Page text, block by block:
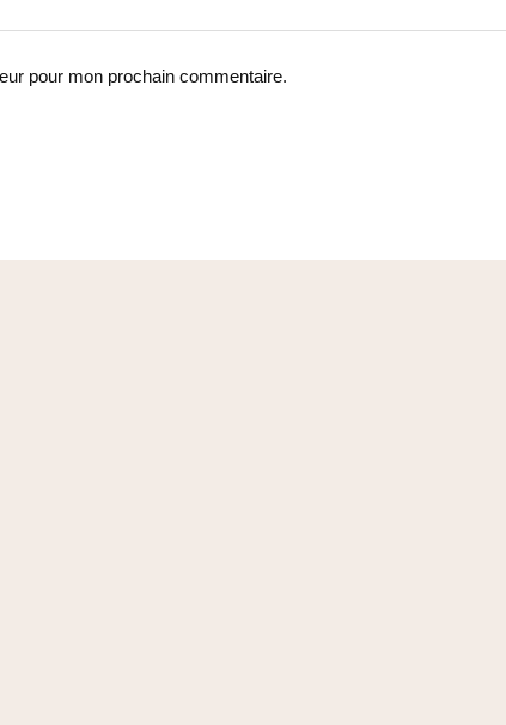
pour mon prochain commentaire.